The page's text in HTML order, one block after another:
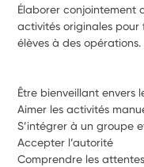
Élaborer conjointement
activités originales
élèves à des opérations.
Être bienveillant envers
Aimer les activités
S’intégrer à un groupe
Accepter l’autorité
Comprendre les